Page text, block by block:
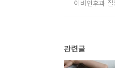
이비인후과
관련글